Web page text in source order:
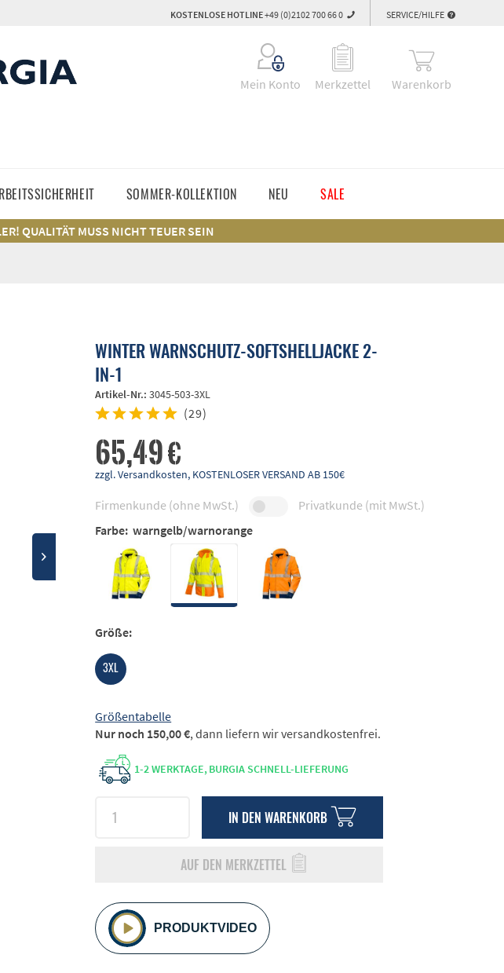
SERVICE/HILFE
KOSTENLOSE HOTLINE+49 (0)2102 700 66 0
Mein Konto Merkzettel Warenkorb
SOMMER-KOLLEKTION NEU SALE
QUALITÄT MUSS NICHT TEUER SEIN
WINTER WARNSCHUTZ-SOFTSHELLJACKE 2-
IN-1
Artikel-Nr.:3045-503-3XL
(29)
65,49 €
zzgl. Versandkosten, KOSTENLOSER VERSAND AB 150€
Firmenkunde (ohne MwSt.)
Privatkunde (mit MwSt.)
Farbe: warngelb/warnorange
Größe:
3XL
Größentabelle
1-2 WERKTAGE,BURGIA SCHNELL-LIEFERUNG
IN DEN WARENKORB
AUF DEN MERKZETTEL
PRODUKTVIDEO
Nur noch 150,00 €, dann liefern wir versandkostenfrei.